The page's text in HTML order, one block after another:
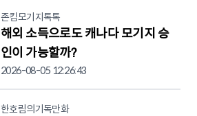
존킴모기지톡톡
해외 소득으로도 캐나다 모기지 승
인이 가능할까?
2026-08-05 12:26:43
한호림의기독만화